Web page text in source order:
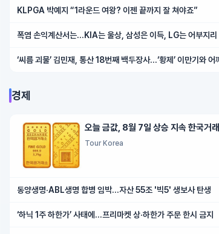
KLPGA 박예지 “1라운드 여왕? 이젠 끝까지 잘 쳐야죠”
폭염 손익계산서는…KIA는 울상, 삼성은 이득, LG는 어부지리
‘씨름 괴물’ 김민재, 통산 18번째 백두장사…‘황제’ 이만기와 어
경제
오늘 금값, 8월 7일 상승 지속 한국거
Tour Korea
동양생명·ABL생명 합병 임박...자산 55조 '빅5' 생보사 탄생
‘하닉 1주 하한가’ 사태에…프리마켓 상·하한가 주문 한시 금지